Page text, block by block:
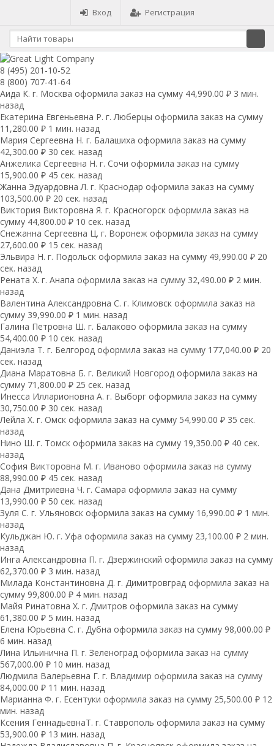
Вход Регистрация
8 (495) 201-10-52
8 (800) 707-41-64
Аида К. г. Москва оформила заказ на сумму 44,990.00 ₽ 3 мин.
назад
Екатерина Евгеньевна Р. г. Люберцы оформила заказ на сумму
11,280.00 ₽ 1 мин. назад
Мария Сергеевна H. г. Балашиха оформила заказ на сумму
42,300.00 ₽ 30 сек. назад
Анжелика Сергеевна Н. г. Сочи оформила заказ на сумму
15,900.00 ₽ 45 сек. назад
Жанна Эдуардовна Л. г. Краснодар оформила заказ на сумму
103,500.00 ₽ 20 сек. назад
Виктория Викторовна Я. г. Красногорск оформила заказ на
сумму 44,800.00 ₽ 10 сек. назад
Снежанна Сергеевна Ц. г. Воронеж оформила заказ на сумму
27,600.00 ₽ 15 сек. назад
Эльвира Н. г. Подольск оформила заказ на сумму 49,990.00 ₽ 20
сек. назад
Рената Х. г. Анапа оформила заказ на сумму 32,490.00 ₽ 2 мин.
назад
Валентина Александровна С. г. Климовск оформила заказ на
сумму 39,990.00 ₽ 1 мин. назад
Галина Петровна Ш. г. Балаково оформила заказ на сумму
54,400.00 ₽ 10 сек. назад
Даниэла Т. г. Белгород оформила заказ на сумму 177,040.00 ₽ 20
сек. назад
Диана Маратовна Б. г. Великий Новгород оформила заказ на
сумму 71,800.00 ₽ 25 сек. назад
Инесса Илларионовна А. г. Выборг оформила заказ на сумму
30,750.00 ₽ 30 сек. назад
Лейла Х. г. Омск оформила заказ на сумму 54,990.00 ₽ 35 сек.
назад
Нино Ш. г. Томск оформила заказ на сумму 19,350.00 ₽ 40 сек.
назад
София Викторовна М. г. Иваново оформила заказ на сумму
88,990.00 ₽ 45 сек. назад
Дана Дмитриевна Ч. г. Самара оформила заказ на сумму
13,990.00 ₽ 50 сек. назад
Зуля С. г. Ульяновск оформила заказ на сумму 16,990.00 ₽ 1 мин.
назад
Кульджан Ю. г. Уфа оформила заказ на сумму 23,100.00 ₽ 2 мин.
назад
Инга Александровна П. г. Дзержинский оформила заказ на сумму
62,370.00 ₽ 3 мин. назад
Милада Константиновна Д. г. Димитровград оформила заказ на
сумму 99,800.00 ₽ 4 мин. назад
Майя Ринатовна Х. г. Дмитров оформила заказ на сумму
61,380.00 ₽ 5 мин. назад
Елена Юрьевна С. г. Дубна оформила заказ на сумму 98,000.00 ₽
6 мин. назад
Лина Ильинична П. г. Зеленоград оформила заказ на сумму
567,000.00 ₽ 10 мин. назад
Людмила Валерьевна Г. г. Владимир оформила заказ на сумму
84,000.00 ₽ 11 мин. назад
Марианна Ф. г. Есентуки оформила заказ на сумму 25,500.00 ₽ 12
мин. назад
Ксения ГеннадьевнаТ. г. Ставрополь оформила заказ на сумму
53,900.00 ₽ 13 мин. назад